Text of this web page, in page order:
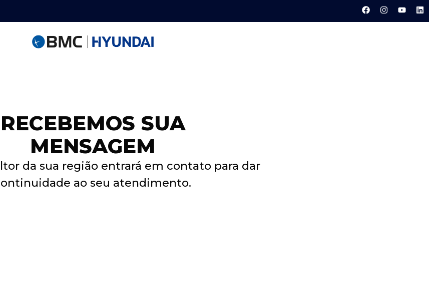
RECEBEMOS SUA
MENSAGEM
da sua região entrará em contato para dar
ao seu atendimento.